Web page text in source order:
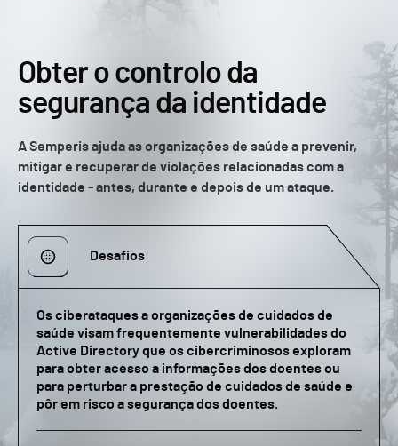
Obter o controlo da
segurança da identidade
A Semperis ajuda as organizações de saúde a prevenir,
mitigar e recuperar de violações relacionadas com a
identidade - antes, durante e depois de um ataque.
Desafios
Os ciberataques a organizações de cuidados de
saúde visam frequentemente vulnerabilidades do
Active Directory que os cibercriminosos exploram
para obter acesso a informações dos doentes ou
para perturbar a prestação de cuidados de saúde e
pôr em risco a segurança dos doentes.